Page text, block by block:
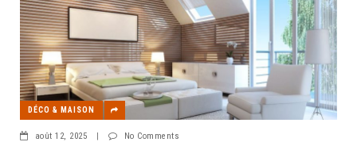
DÉCO & MAISON
août 12, 2025 | No Comments